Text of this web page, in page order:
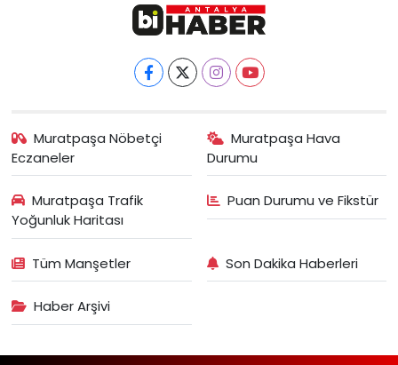
Muratpaşa Nöbetçi
Eczaneler
Muratpaşa Hava
Durumu
Muratpaşa Trafik
Yoğunluk Haritası
Puan Durumu ve Fikstür
Tüm Manşetler Son Dakika Haberleri
Haber Arşivi